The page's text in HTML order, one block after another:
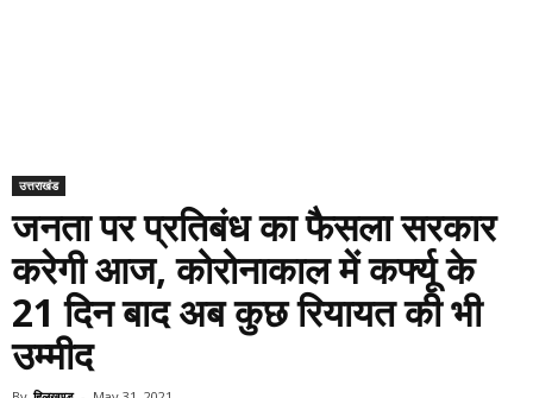
उत्तराखंड
जनता पर प्रतिबंध का फैसला सरकार
करेगी आज, कोरोनाकाल में कर्फ्यू के
21 दिन बाद अब कुछ रियायत की भी
उम्मीद